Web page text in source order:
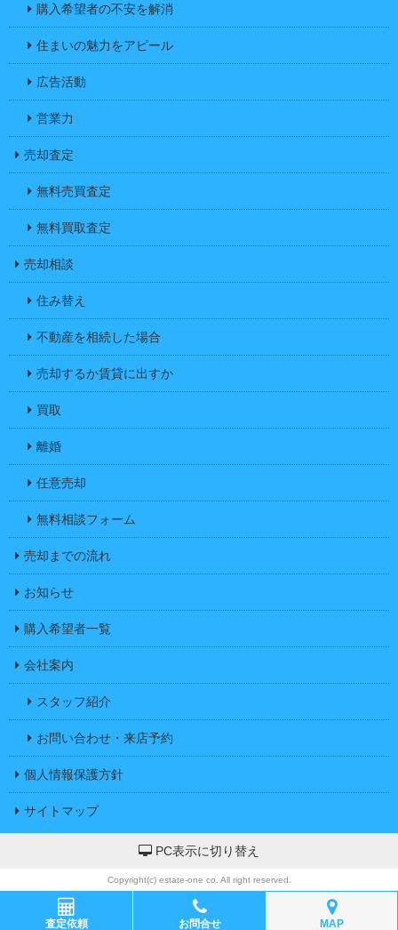
査定依頼 お問合せ MAP
購入希望者の不安を解消
住まいの魅力をアピール
広告活動
営業力
売却査定
無料売買査定
無料買取査定
売却相談
住み替え
不動産を相続した場合
売却するか賃貸に出すか
買取
離婚
任意売却
無料相談フォーム
売却までの流れ
お知らせ
購入希望者一覧
会社案内
スタッフ紹介
お問い合わせ・来店予約
個人情報保護方針
サイトマップ
PC表示に切り替え
Copyright(c) estate-one co. All right reserved.